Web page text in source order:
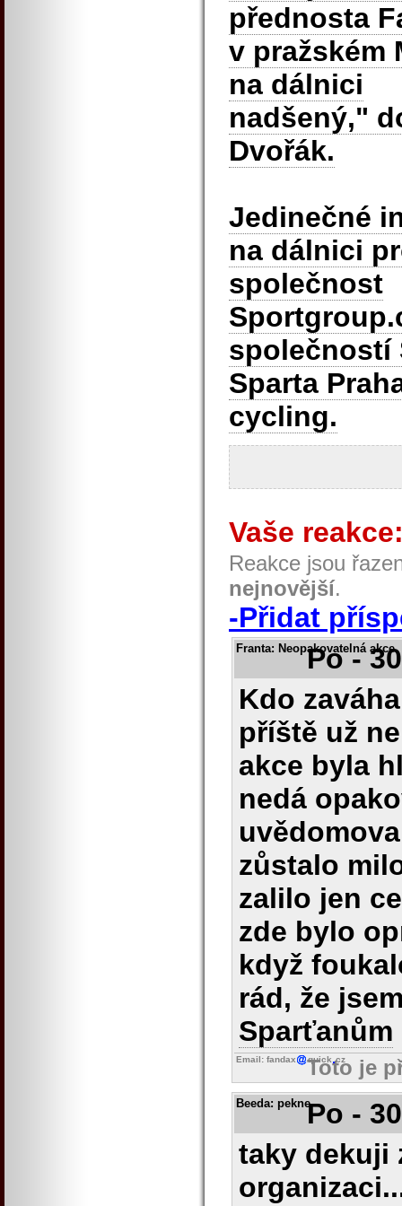
přednosta
v pražském
na dálnici
nadšený,"
Dvořák.
Jedinečné
na dálnici
společnost
společností
Sparta
cycling.
Vaše
Reakce jsou
nejnovější.
-Přidat
Franta: Neopakovatelná akce
Po -
Kdo
příště už
akce byla
nedá
zůstalo
zalilo jen
zde bylo
když
rád, že
Sparťanům
Email: fandax quick cz
Toto je
Beeda: peknePo -
taky dekuji